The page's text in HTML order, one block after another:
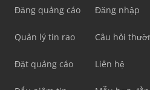
Đăng quảng cáo
Quản lý tin rao
Đặt quảng cáo
Đăng nhập
Câu hỏi
Liên hệ